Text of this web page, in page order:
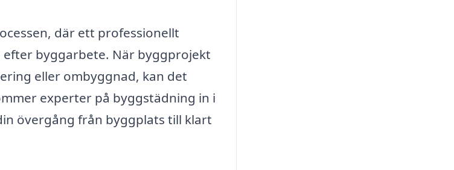
där ett professionellt
byggarbete. När byggprojekt
eller ombyggnad, kan det
experter på byggstädning in i
övergång från byggplats till klart